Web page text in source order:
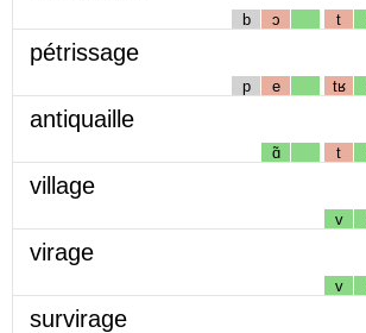
b ɔ t
pétrissage
p e tʁ
antiquaille
ɑ̃ t
village
v
virage
v
survirage